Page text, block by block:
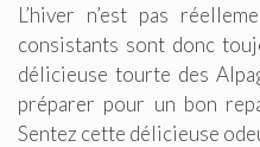
L’hiver n’est pas
consistants sont donc
délicieuse tourte des
préparer pour un bon
Sentez cette délicieuse